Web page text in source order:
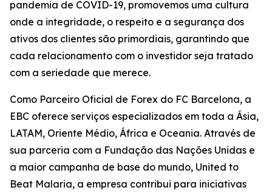
pandemia de COVID-19, promovemos uma cultura
onde a integridade, o respeito e a segurança dos
ativos dos clientes são primordiais, garantindo que
cada relacionamento com o investidor seja tratado
com a seriedade que merece.
Como Parceiro Oficial de Forex do FC Barcelona, a
EBC oferece serviços especializados em toda a Ásia,
LATAM, Oriente Médio, África e Oceania. Através de
sua parceria com a Fundação das Nações Unidas e
a maior campanha de base do mundo, United to
Beat Malaria, a empresa contribui para iniciativas